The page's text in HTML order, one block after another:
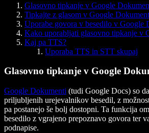
Glasovno tipkanje v Google
Tipkajte z glasom v Google
Uporabe govora v besedilo v Google
Kako uporabljati glasovno tipkanje v
Kaj pa TTS?
Uporaba TTS in STT skupaj
Glasovno tipkanje v Google
Google Dokumenti (tudi Google Docs) so
priljubljenih urejevalnikov besedil, z
pa postanejo še bolj dostopni. Ta funkcija
besedilo z vgrajeno prepoznavo govora ter
podnapise.